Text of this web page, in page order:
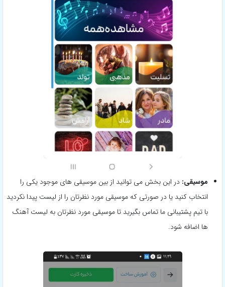
موسیقی: در این بخش می توانید از بین موسیقی های موجود یکی را
انتخاب کنید یا در صورتی که موسیقی مورد نظرتان را از لیست پیدا نکردید
با تیم پشتیبانی ما تماس بگیرید تا موسیقی مورد نظرتان به لیست آهنگ
ها اضافه شود.